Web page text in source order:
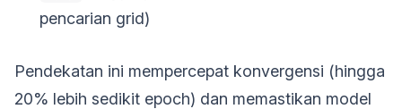
pencarian grid)
Pendekatan ini mempercepat konvergensi (hingga
20% lebih sedikit epoch) dan memastikan model